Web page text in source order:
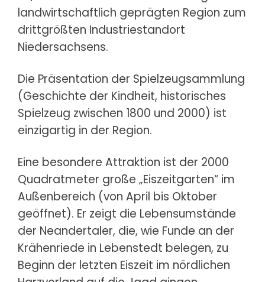
landwirtschaftlich geprägten Region zum
drittgrößten Industriestandort
Niedersachsens.
Die Präsentation der Spielzeugsammlung
(Geschichte der Kindheit, historisches
Spielzeug zwischen 1800 und 2000) ist
einzigartig in der Region.
Eine besondere Attraktion ist der 2000
Quadratmeter große „Eiszeitgarten“ im
Außenbereich (von April bis Oktober
geöffnet). Er zeigt die Lebensumstände
der Neandertaler, die, wie Funde an der
Krähenriede in Lebenstedt belegen, zu
Beginn der letzten Eiszeit im nördlichen